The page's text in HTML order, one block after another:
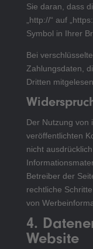
Sie daran, dass
„http://“ auf
Symbol in Ihrer
Bei
Zahlungsdaten,
Dritten
Der Nutzung von
veröffentlichten
nicht
Betreiber der
rechtliche
von
4.
Website